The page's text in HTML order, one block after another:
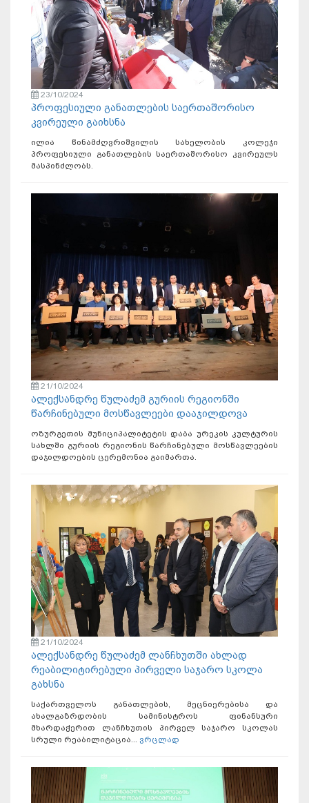
23/10/2024
პროფესიული განათლების საერთაშორისო
კვირეული გაიხსნა
ილია წინამძღვრიშვილის სახელობის კოლეჯი
პროფესიული განათლების საერთაშორისო კვირეულს
მასპინძლობს.
21/10/2024
ალექსანდრე წულაძემ გურიის რეგიონში
წარჩინებული მოსწავლეები დააჯილდოვა
ოზურგეთის მუნიციპალიტეტის დაბა ურეკის კულტურის
სახლში გურიის რეგიონის წარჩინებული მოსწავლეების
დაჯილდოების ცერემონია გაიმართა.
21/10/2024
ალექსანდრე წულაძემ ლანჩხუთში ახლად
რეაბილიტირებული პირველი საჯარო სკოლა
გახსნა
საქართველოს განათლების, მეცნიერებისა და
ახალგაზრდობის სამინისტროს ფინანსური
მხარდაჭერით ლანჩხუთის პირველ საჯარო სკოლას
სრული რეაბილიტაცია... ვრცლად